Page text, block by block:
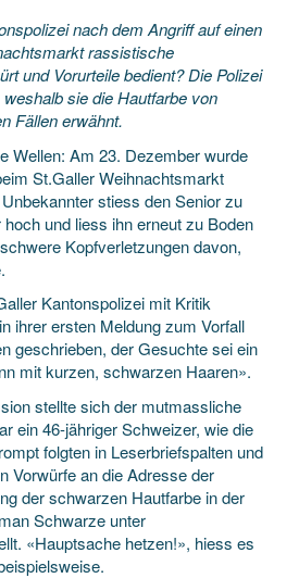
nach dem Angriff auf einen
rassistische
und Vorurteile bedient? Die Polizei
sie die Hautfarbe von
Fällen erwähnt.
Wellen: Am 23. Dezember wurde
St.Galler Weihnachtsmarkt
stiess den Senior zu
und liess ihn erneut zu Boden
Kopfverletzungen davon,
Kantonspolizei mit Kritik
ihrer ersten Meldung zum Vorfall
geschrieben, der Gesuchte sei ein
mit kurzen, schwarzen Haaren».
stellte sich der mutmassliche
ein 46-jähriger Schweizer, wie die
folgten in Leserbriefspalten und
Vorwürfe an die Adresse der
der schwarzen Hautfarbe in der
Schwarze unter
«Hauptsache hetzen!», hiess es